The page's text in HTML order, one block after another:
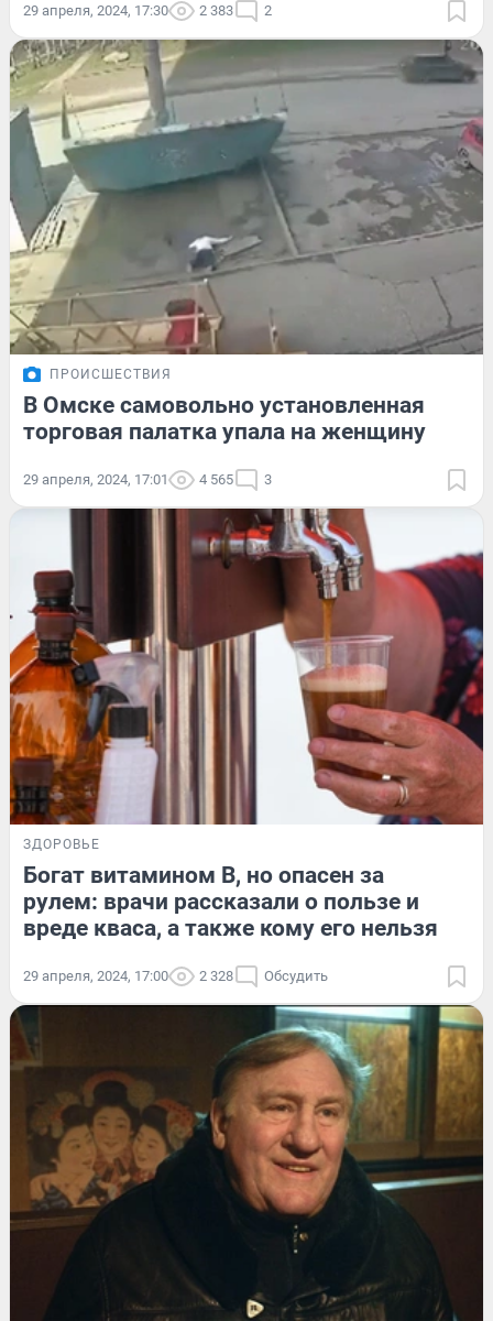
29 апреля, 2024, 17:30 2 383 2
ПРОИСШЕСТВИЯ
В Омске самовольно установленная
торговая палатка упала на женщину
29 апреля, 2024, 17:01 4 565 3
ЗДОРОВЬЕ
Богат витамином B, но опасен за
рулем: врачи рассказали о пользе и
вреде кваса, а также кому его нельзя
29 апреля, 2024, 17:00 2 328 Обсудить